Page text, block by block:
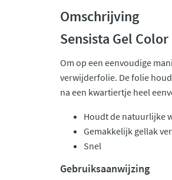
Omschrijving
Sensista Gel
Om op een eenvoudige
verwijderfolie. De folie
na een kwartiertje heel
Houdt de natuurlijke
Gemakkelijk gellak
Snel
Gebruiksaanwijzing